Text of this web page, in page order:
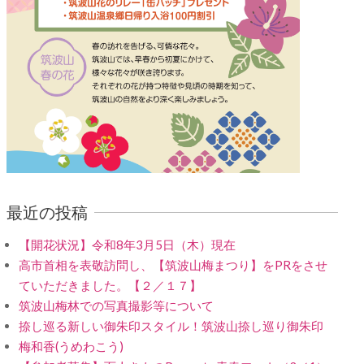
最近の投稿
【開花状況】令和8年3月5日（木）現在
高市首相を表敬訪問し、【筑波山梅まつり】をPRをさせ
ていただきました。【２／１７】
筑波山梅林での写真撮影等について
捺し巡る新しい御朱印スタイル！筑波山捺し巡り御朱印
梅和香(うめわこう)